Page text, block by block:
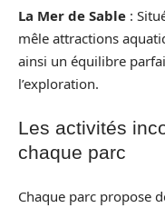
La Mer de Sable :
mêle attractions
ainsi un équilibre
l’exploration.
Les activités
chaque parc
Chaque parc propose